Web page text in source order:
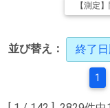
【測定
並び替え： 終了
1